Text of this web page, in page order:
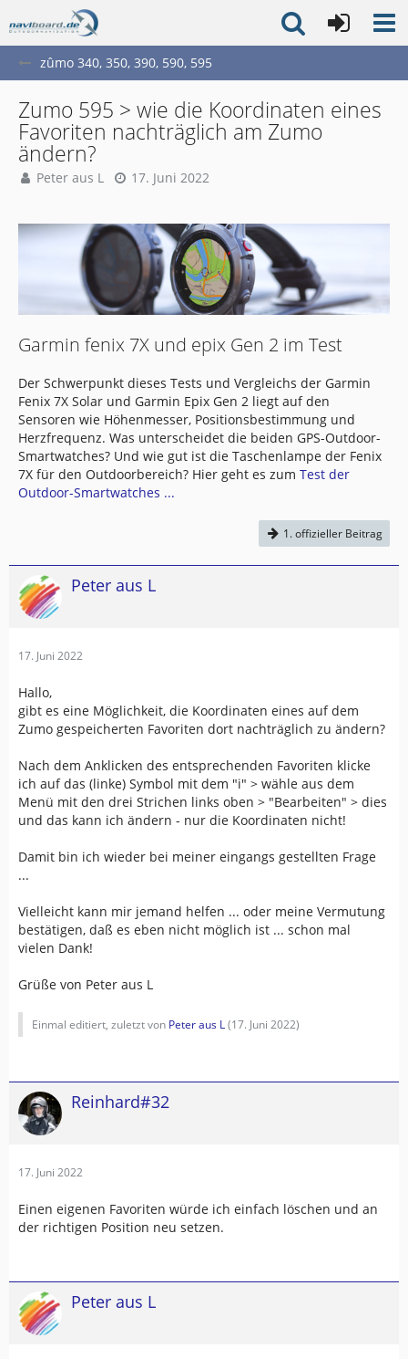
zûmo 340, 350, 390, 590, 595
Zumo 595 > wie die Koordinaten eines
Favoriten nachträglich am Zumo
ändern?
Peter aus L 17. Juni 2022
Garmin fenix 7X und epix Gen 2 im Test
Der Schwerpunkt dieses Tests und Vergleichs der Garmin
Fenix 7X Solar und Garmin Epix Gen 2 liegt auf den
Sensoren wie Höhenmesser, Positionsbestimmung und
Herzfrequenz. Was unterscheidet die beiden GPS-Outdoor-
Smartwatches? Und wie gut ist die Taschenlampe der Fenix
7X für den Outdoorbereich? Hier geht es zum Test der
Outdoor-Smartwatches ...
1. offizieller Beitrag
Peter aus L
17. Juni 2022
Hallo,
gibt es eine Möglichkeit, die Koordinaten eines auf dem
Zumo gespeicherten Favoriten dort nachträglich zu ändern?
Nach dem Anklicken des entsprechenden Favoriten klicke
ich auf das (linke) Symbol mit dem "i" > wähle aus dem
Menü mit den drei Strichen links oben > "Bearbeiten" > dies
und das kann ich ändern - nur die Koordinaten nicht!
Damit bin ich wieder bei meiner eingangs gestellten Frage
...
Vielleicht kann mir jemand helfen ... oder meine Vermutung
bestätigen, daß es eben nicht möglich ist ... schon mal
vielen Dank!
Grüße von Peter aus L
Einmal editiert, zuletzt von Peter aus L(17. Juni 2022)
Reinhard#32
17. Juni 2022
Einen eigenen Favoriten würde ich einfach löschen und an
der richtigen Position neu setzen.
Peter aus L